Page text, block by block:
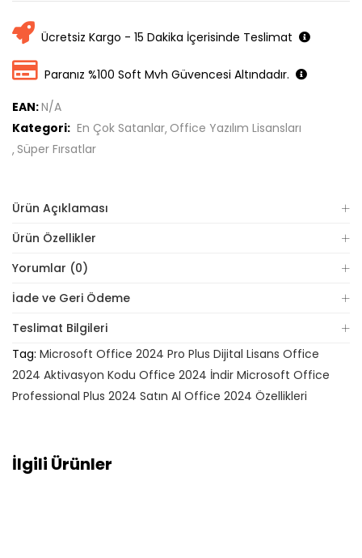
Ücretsiz Kargo - 15 Dakika İçerisinde Teslimat
Paranız %100 Soft Mvh Güvencesi Altındadır.
EAN:N/A
Kategori: En Çok Satanlar Office Yazılım Lisansları
Süper Fırsatlar
Ürün Açıklaması
Ürün Özellikler
Yorumlar (0)
İade ve Geri Ödeme
Teslimat Bilgileri
Tag: Microsoft Office 2024 Pro Plus Dijital Lisans Office
2024 Aktivasyon Kodu Office 2024 İndir Microsoft Office
Professional Plus 2024 Satın Al Office 2024 Özellikleri
İlgili Ürünler